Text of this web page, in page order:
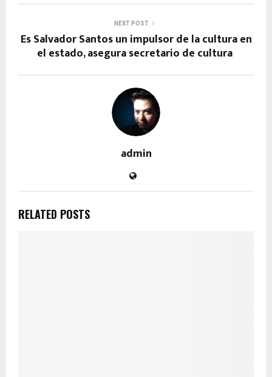
NEXT POST
Es Salvador Santos un impulsor de la cultura en
el estado, asegura secretario de cultura
admin
RELATED POSTS